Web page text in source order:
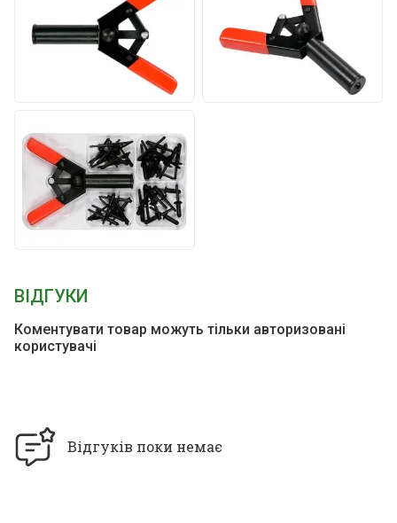
ВІДГУКИ
Коментувати товар можуть тільки авторизовані
користувачі
Відгуків поки немає